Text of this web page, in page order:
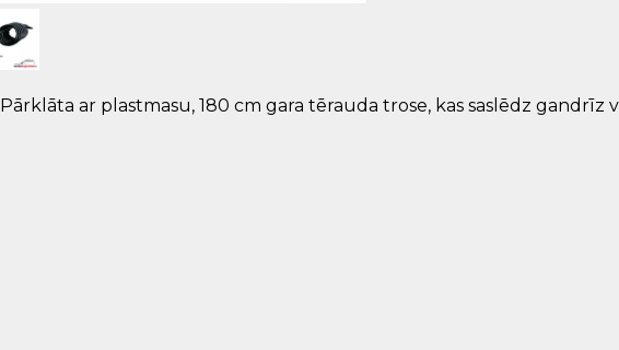
Pārklāta ar plastmasu, 180 cm gara tērauda trose, kas saslēdz gandrīz